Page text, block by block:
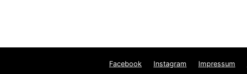
Facebook Instagram Impressum